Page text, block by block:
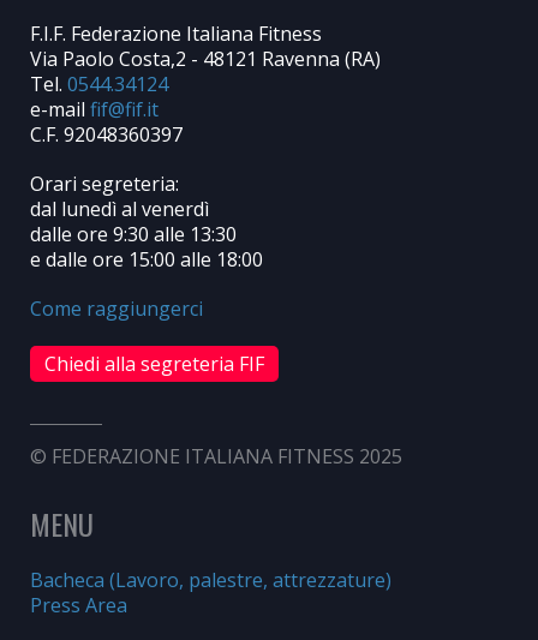
F.I.F. Federazione Italiana Fitness
Via Paolo Costa,2 - 48121 Ravenna (RA)
Tel. 0544.34124
e-mail
C.F. 92048360397
Orari segreteria:
dal lunedì al venerdì
dalle ore 9:30 alle 13:30
e dalle ore 15:00 alle 18:00
Come raggiungerci
Chiedi alla segreteria FIF
© FEDERAZIONE ITALIANA FITNESS 2025
MENU
Bacheca (Lavoro, palestre, attrezzature)
Press Area